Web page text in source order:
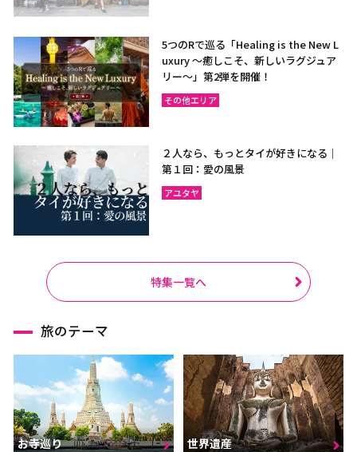
5つのRで巡る「Healing is the New L
uxury ～癒しこそ、新しいラグジュア
リー〜」第2弾を開催！
その他エリア
２人なら、もっとタイが好きになる｜
第１回：愛の風景
アユタヤ
特集一覧へ
旅のテーマ
お寺巡り 世界遺産